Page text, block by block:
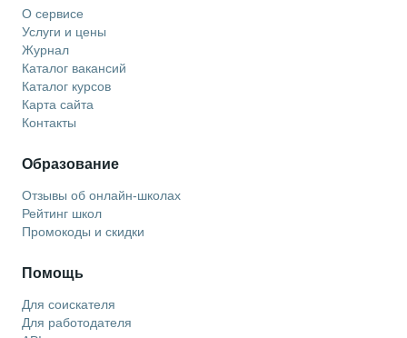
О сервисе
Услуги и цены
Журнал
Каталог вакансий
Каталог курсов
Карта сайта
Контакты
Образование
Отзывы об онлайн-школах
Рейтинг школ
Промокоды и скидки
Помощь
Для соискателя
Для работодателя